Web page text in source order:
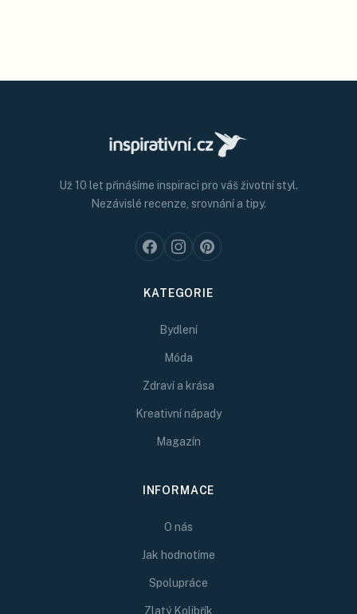
Už 10 let přinášíme inspiraci pro váš životní styl.
Nezávislé recenze, srovnání a tipy.
KATEGORIE
Bydlení
Móda
Zdraví a krása
Kreativní nápady
Magazín
INFORMACE
O nás
Jak hodnotíme
Spolupráce
Zlatý Kolibřík